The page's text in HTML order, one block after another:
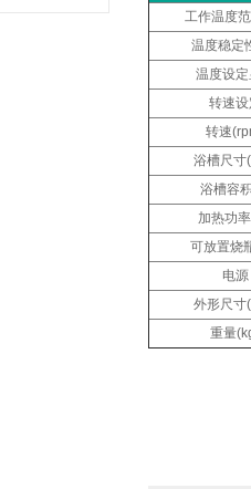
工作温度
温度稳定
温度设
转速设
转速
浴槽尺寸
浴槽容
加热功
可放置烧
电源
外形尺寸
重量